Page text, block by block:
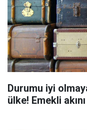
Durumu iyi
ülke! Emekli